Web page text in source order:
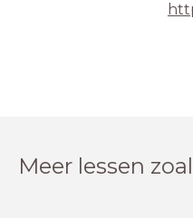
Meer lessen